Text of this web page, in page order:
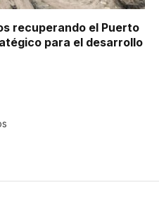
recuperando el Puerto
para el desarrollo